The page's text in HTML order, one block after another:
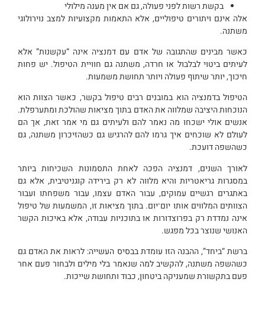
בקשת רשות לפני פעולה, גם אם אין מענה מילולי
אלה אינם ויתורים טיפוליים, אלא התאמות מקצועיות למצב נוירולוגי
משתנה.
כאשר מבינים שהתגובה של אדם עם דמנציה אינה “עקשנות” אלא
לעיתים ביטוי לבלבול או חרדה, משתנה גם חוויית הטיפול. יש פחות
חיכוך, יותר שיתוף פעולה ויותר תחושת משמעות.
הטיפול בדמנציה הוא במובנים רבים טיפול בקשר, כאשר הצוות הוא
הנוכחות היציבה שמלווה את האדם בתוך מציאות שהולכת ומתערפלת.
אנשים אולי ישכחו מה נאמר להם ולעיתים גם מי אמר זאת, אך הם
לעולם לא שוכחים איך גרמו להם להרגיש גם כשהזיכרון משתנה, גם
כשהשפה דועכת.
לאורך השנים, דמנציה הפכה לאחת התסמונות השכיחות ביותר
במסגרות גריאטריות והיא מלווה לא רק בירידה קוגניטיבית, אלא גם
באתגרים רגשיים עמוקים, עבור האדם עצמו, עבור משפחתו ועבור
הצוותים המלווים אותו יום־יום. בתוך מציאות זו, המשמעות של טיפול
אינה נמדדת רק בפרוצדורות או בתוכניות עבודה, אלא באיכות הקשר
האנושי שנוצר בכל מפגש.
ברשת “ביחד”, ההבנה הזו עומדת בבסיס העשייה: לראות את האדם גם
כשהשפה משתנה, להקשיב למה שנאמר בלי מילים ולבחור פעם אחר
פעם בתקשורת שמעניקה ביטחון, כבוד ותחושת שייכות.